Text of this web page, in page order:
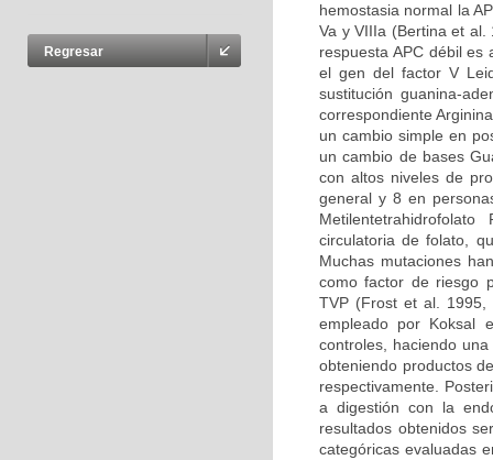
Regresar
hemostasia normal la
Va y VIIIa (Bertina et
respuesta APC débil es
el gen del factor V
sustitución guanina-
correspondiente
un cambio simple en
un cambio de bases
con altos niveles de
general y 8 en
circulatoria de folato,
Muchas mutaciones
como factor de riesgo
TVP (Frost et al. 1995,
empleado por Koksal
controles, haciendo
obteniendo productos
respectivamente.
a digestión con la
resultados obtenidos
categóricas evaluadas